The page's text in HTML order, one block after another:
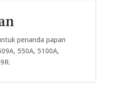
penanda papan
550A, 5100A,